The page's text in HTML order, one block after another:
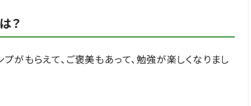
？
がもらえて、ご褒美もあって、勉強が楽しくなりまし